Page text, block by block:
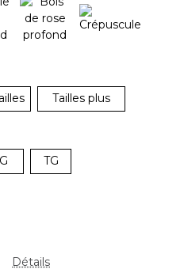
Tailles plus
G TG
Détails